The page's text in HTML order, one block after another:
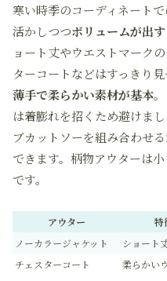
寒い時季のコーディネート
活かしつつボリュームが出
ョート丈やウエストマーク
ターコートなどはすっきり見
薄手で柔らかい素材が基本
は着膨れを招くため避けま
ブカットソーを組み合わせ
できます。柄物アウターは
です。
アウター 特
ノーカラージャケット
ショート
チェスターコート
柔らかい